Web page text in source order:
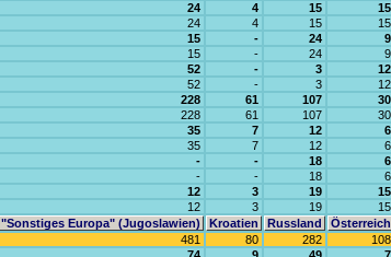
24 4 15 15
24 4 15 15
15 - 24 9
15 - 24 9
52 - 3 12
52 - 3 12
228 61 107 30
228 61 107 30
35 7 12 6
35 7 12 6
- - 18 6
- - 18 6
12 3 19 15
12 3 19 15
"Sonstiges Europa" (Jugoslawien) Kroatien Russland Österreich
481 80 282 108